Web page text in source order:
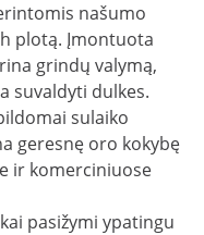
našumo
plotą. Įmontuota
grindų valymą,
suvaldyti dulkes.
sulaiko
geresnę oro kokybę
ir komerciniuose
pasižymi ypatingu